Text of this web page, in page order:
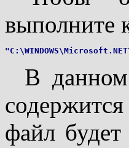
выполните
В
файл